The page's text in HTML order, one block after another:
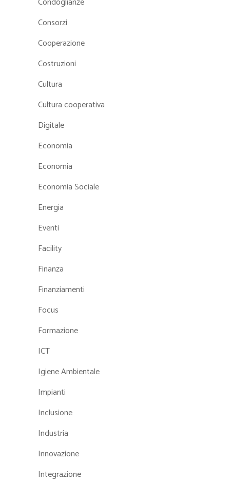
Consorzi
Cooperazione
Costruzioni
Cultura
Cultura cooperativa
Digitale
Economia
Economia
Economia Sociale
Energia
Eventi
Facility
Finanza
Finanziamenti
Focus
Formazione
ICT
Igiene Ambientale
Impianti
Inclusione
Industria
Innovazione
Integrazione